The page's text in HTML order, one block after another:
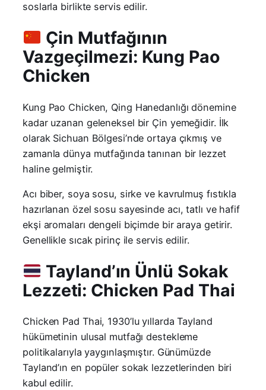
soslarla birlikte servis edilir.
Çin Mutfağının
Vazgeçilmezi: Kung Pao
Chicken
Kung Pao Chicken, Qing Hanedanlığı dönemine
kadar uzanan geleneksel bir Çin yemeğidir. İlk
olarak Sichuan Bölgesi’nde ortaya çıkmış ve
zamanla dünya mutfağında tanınan bir lezzet
haline gelmiştir.
Acı biber, soya sosu, sirke ve kavrulmuş fıstıkla
hazırlanan özel sosu sayesinde acı, tatlı ve hafif
ekşi aromaları dengeli biçimde bir araya getirir.
Genellikle sıcak pirinç ile servis edilir.
Tayland’ın Ünlü Sokak
Lezzeti: Chicken Pad Thai
Chicken Pad Thai, 1930’lu yıllarda Tayland
hükümetinin ulusal mutfağı destekleme
politikalarıyla yaygınlaşmıştır. Günümüzde
Tayland’ın en popüler sokak lezzetlerinden biri
kabul edilir.